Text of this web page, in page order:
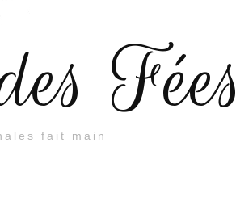
Fées
fait main